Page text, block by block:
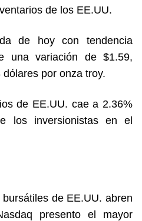
de los EE.UU.
de hoy con tendencia
una variación de $1.59,
por onza troy.
de EE.UU. cae a 2.36%
los inversionistas en el
de EE.UU. abren
presento el mayor